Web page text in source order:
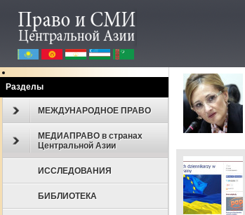
Разделы
МЕЖДУНАРОДНОЕ ПРАВО
МЕДИАПРАВО в странах
Центральной Азии
ИССЛЕДОВАНИЯ
БИБЛИОТЕКА